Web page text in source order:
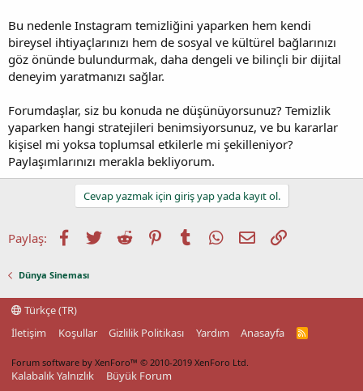
Bu nedenle Instagram temizliğini yaparken hem kendi
bireysel ihtiyaçlarınızı hem de sosyal ve kültürel bağlarınızı
göz önünde bulundurmak, daha dengeli ve bilinçli bir dijital
deneyim yaratmanızı sağlar.
Forumdaşlar, siz bu konuda ne düşünüyorsunuz? Temizlik
yaparken hangi stratejileri benimsiyorsunuz, ve bu kararlar
kişisel mi yoksa toplumsal etkilerle mi şekilleniyor?
Paylaşımlarınızı merakla bekliyorum.
Cevap yazmak için giriş yap yada kayıt ol.
Paylaş: Facebook
TwitterReddit PinterestTumblrWhatsApp
E-postaLink
Dünya Sineması
Türkçe (TR)
İletişim
Koşullar Gizlilik Politikası Yardım Anasayfa
R
Forum software by XenForo™ © 2010-2019 XenForo Ltd.
Kalabalık Yalnızlık Büyük Forum